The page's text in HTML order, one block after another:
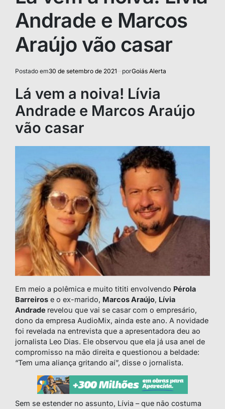
Andrade e Marcos
Araújo vão casar
Postado em30 de setembro de 2021 porGoiás Alerta
Lá vem a noiva! Lívia
Andrade e Marcos Araújo
vão casar
Em meio a polêmica e muito tititi envolvendo Pérola
Barreiros e o ex-marido, Marcos Araújo, Lívia
Andrade revelou que vai se casar com o empresário,
dono da empresa AudioMix, ainda este ano. A novidade
foi revelada na entrevista que a apresentadora deu ao
jornalista Leo Dias. Ele observou que ela já usa anel de
compromisso na mão direita e questionou a beldade:
“Tem uma aliança gritando aí”, disse o jornalista.
Sem se estender no assunto, Lívia – que não costuma